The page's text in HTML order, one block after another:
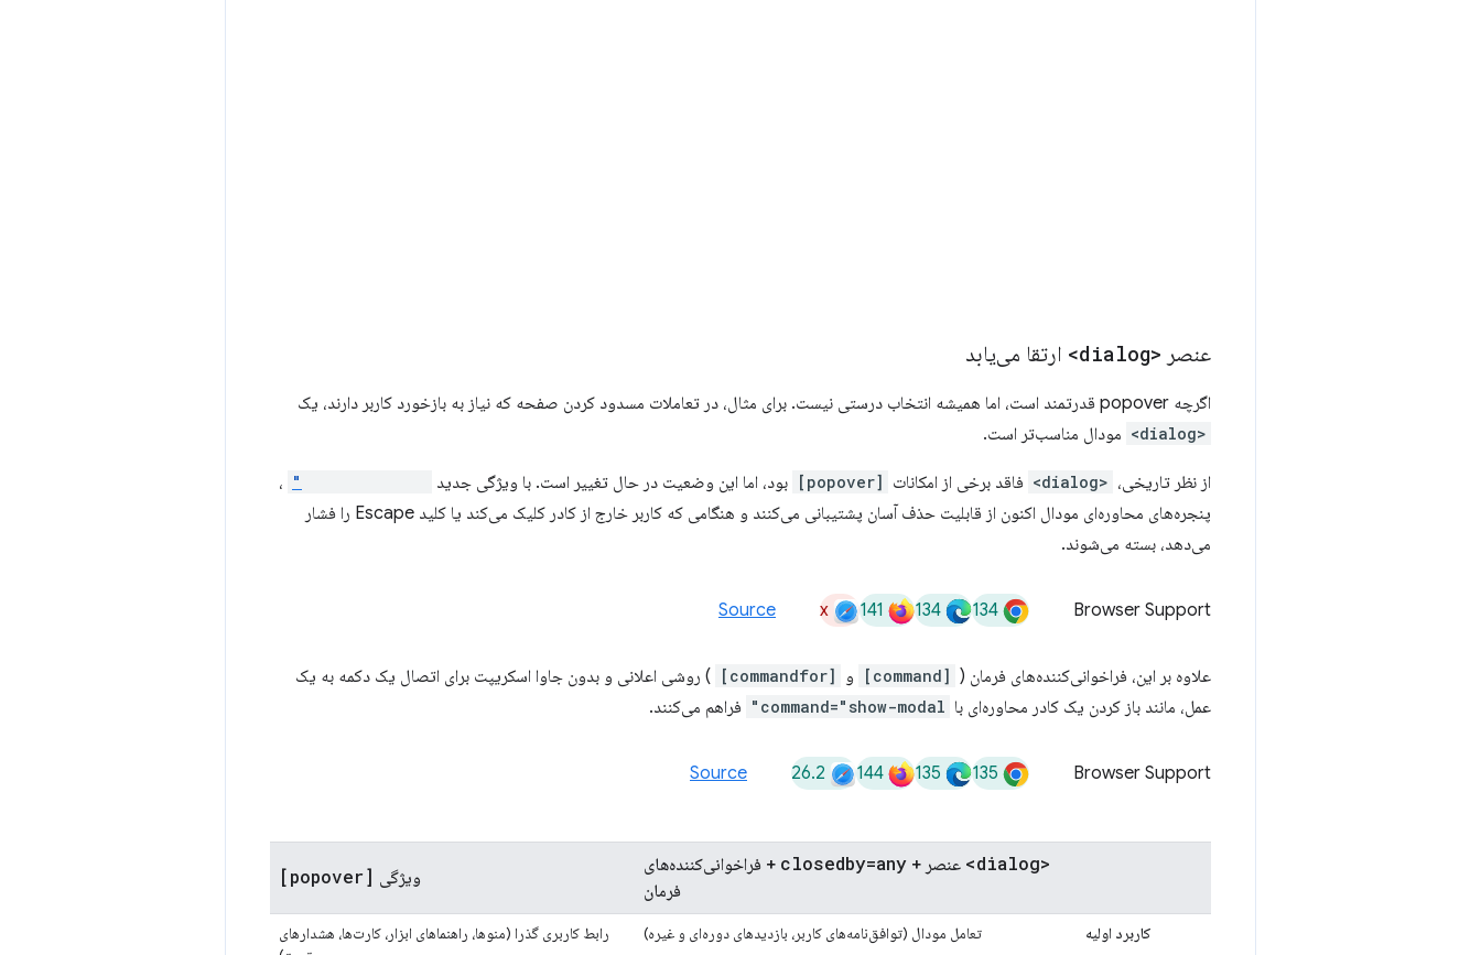
عنصر <dialog> ارتقا می‌یابد
اگرچه popover قدرتمند است، اما همیشه انتخاب درستی نیست. برای مثال، در تعاملات مسدود کردن صفحه که نیاز به بازخورد کاربر دارند، یک
<dialog> مودال مناسب‌تر است.
از نظر تاریخی، <dialog> فاقد برخی از امکانات [popover] بود، اما این وضعیت در حال تغییر است. با ویژگی جدید
،
پنجره‌های محاوره‌ای مودال اکنون از قابلیت حذف آسان پشتیبانی می‌کنند و هنگامی که کاربر خارج از کادر کلیک می‌کند یا کلید Escape را فشار
می‌دهد، بسته می‌شوند.
Browser Support
134
134
141
x
Source
علاوه بر این، فراخوانی‌کننده‌های فرمان ( [command] و [commandfor]
) روشی اعلانی و بدون جاوا اسکریپت برای اتصال یک دکمه به یک
عمل، مانند باز کردن یک کادر محاوره‌ای با command="show-modal" فراهم می‌کنند.
Browser Support
135
135
144
26.2
Source
<dialog> عنصر + closedby=any + فراخوانی‌کننده‌های
فرمان
ویژگی [popover]
کاربرد اولیه تعامل مودال (توافق‌نامه‌های کاربر، بازدیدهای دوره‌ای و غیره)
رابط کاربری گذرا (منوها، راهنماهای ابزار، کارت‌ها، هشدارهای